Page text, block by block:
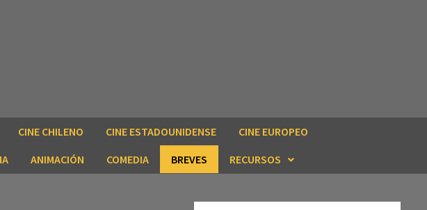
CINE CHILENO CINE ESTADOUNIDENSE
CINE EUROPEO
ANIMACIÓN COMEDIA BREVES RECURSOS